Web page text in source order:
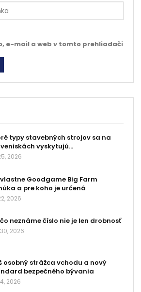
e-mail a web v tomto prehliadači
typy stavebných strojov sa na
vyskytujú…
2026
Goodgame Big Farm
a pre koho je určená
2026
neznáme číslo nie je len drobnosť
2026
osobný strážca vchodu a nový
bezpečného bývania
2026